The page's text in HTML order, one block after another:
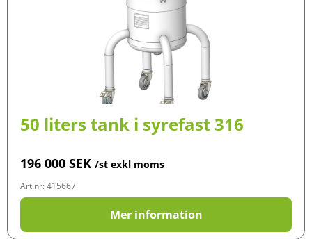
50 liters tank i syrefast 316
196 000 SEK /st exkl moms
Art.nr: 415667
Mer information